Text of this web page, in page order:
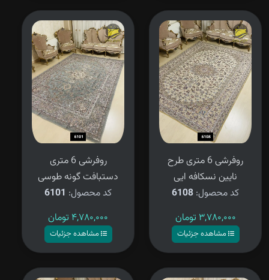
روفرشی 6 متری طرح
نایین نسکافه ایی
کد محصول: 6108
۳,۷۸۰,۰۰۰ تومان
مشاهده جزئیات
روفرشی 6 متری
دستبافت گونه طوسی
کد محصول: 6101
۴,۷۸۰,۰۰۰ تومان
مشاهده جزئیات